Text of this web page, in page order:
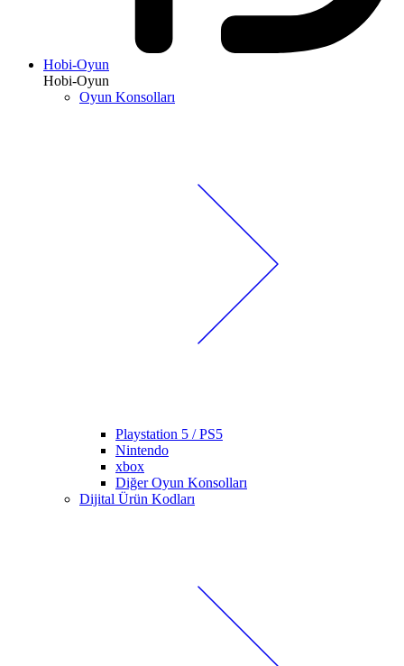
Hobi-Oyun
Hobi-Oyun
Oyun Konsolları
Playstation 5 / PS5
Nintendo
xbox
Diğer Oyun Konsolları
Dijital Ürün Kodları